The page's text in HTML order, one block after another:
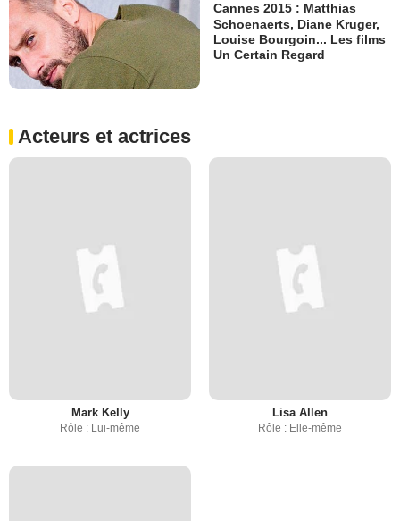
Cannes 2015 : Matthias
Schoenaerts, Diane Kruger,
Louise Bourgoin... Les films
Un Certain Regard
Acteurs et actrices
Mark Kelly
Rôle : Lui-même
Lisa Allen
Rôle : Elle-même